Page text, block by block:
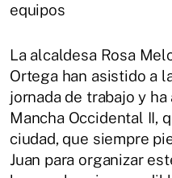
equipos
La alcaldesa Rosa
Ortega han asistido a
jornada de trabajo y
Mancha Occidental II,
ciudad, que siempre
Juan para organizar